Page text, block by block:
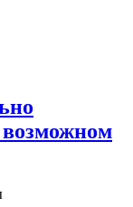
возможном